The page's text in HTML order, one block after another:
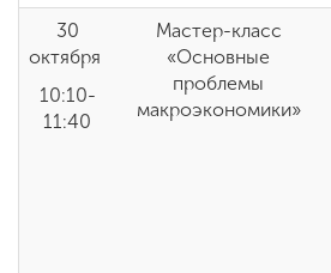
30
октября
10:10-
11:40
Мастер-класс
«Основные
проблемы
макроэкономики»